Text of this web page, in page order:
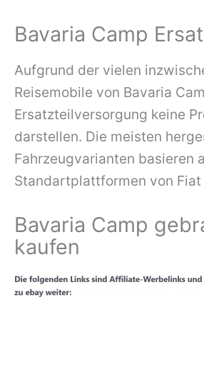
Bavaria Camp
Aufgrund der vielen
Reisemobile von Bavaria
Ersatzteilversorgung keine
darstellen. Die meisten
Fahrzeugvarianten basieren
Standartplattformen von Fiat
Bavaria Camp
kaufen